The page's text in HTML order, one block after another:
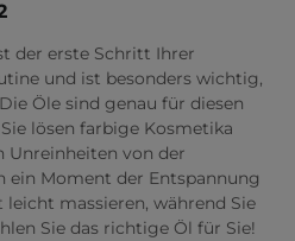
der erste Schritt Ihrer
und ist besonders wichtig,
Öle sind genau für diesen
lösen farbige Kosmetika
Unreinheiten von der
ein Moment der Entspannung
leicht massieren, während Sie
Sie das richtige Öl für Sie!